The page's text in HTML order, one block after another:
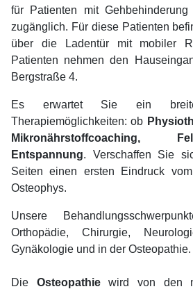
für Patienten mit
zugänglich. Für diese Patienten
über die Ladentür mit mobiler
Patienten nehmen den
Bergstraße 4.
Es erwartet Sie ein
Therapiemöglichkeiten: ob
Mikronährstoffcoaching,
Entspannung. Verschaffen Sie
Seiten einen ersten Eindruck
Osteophys.
Unsere
Orthopädie, Chirurgie,
Gynäkologie und in der Osteopathie.
Die Osteopathiewird von den